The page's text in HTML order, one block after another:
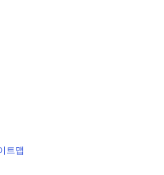
트맵